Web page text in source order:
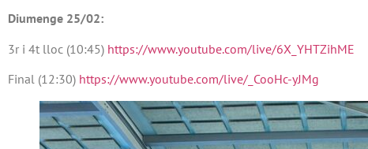
Diumenge 25/02:
3r i 4t lloc (10:45) https://www.youtube.com/live/6X_YHTZihME
Final (12:30) https://www.youtube.com/live/_CooHc-yJMg